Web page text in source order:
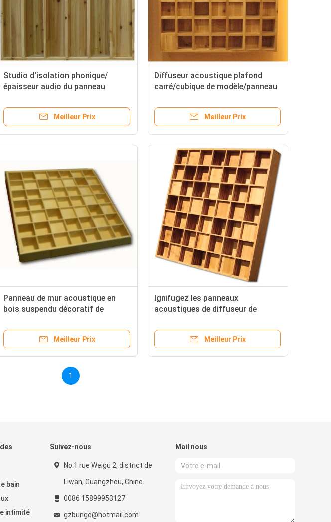
Studio d'isolation phonique/
épaisseur audio du panneau
Meilleur Prix
Diffuseur acoustique plafond
carré/cubique de modèle/panneau
Meilleur Prix
Panneau de mur acoustique en
bois suspendu décoratif de
salle de conférence
Meilleur Prix
Ignifugez les panneaux
acoustiques de diffuseur de
millimètres
Meilleur Prix
1
bain
intimité
Suivez-nous
No.1 rue Weigu 2, district de
Liwan, Guangzhou, Chine
0086 15899953127
gzbunge@hotmail.com
Mail nous